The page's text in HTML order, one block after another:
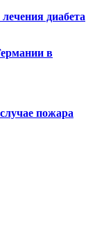
диабета
в
пожара